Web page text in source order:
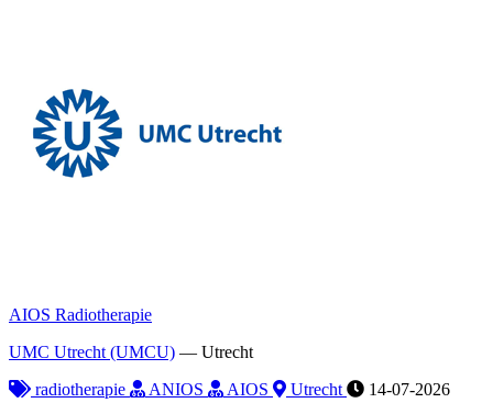
AIOS Radiotherapie
UMC Utrecht (UMCU) — Utrecht
radiotherapie
ANIOS AIOS Utrecht 14-07-2026